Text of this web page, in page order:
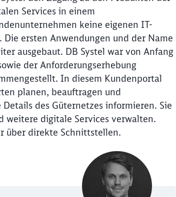
Services in einem
keine eigenen IT-
ersten Anwendungen und der Name
ausgebaut. DB Systel war von Anfang
der Anforderungserhebung
In diesem Kundenportal
planen, beauftragen und
des Güternetzes informieren. Sie
weitere digitale Services verwalten.
über direkte Schnittstellen.